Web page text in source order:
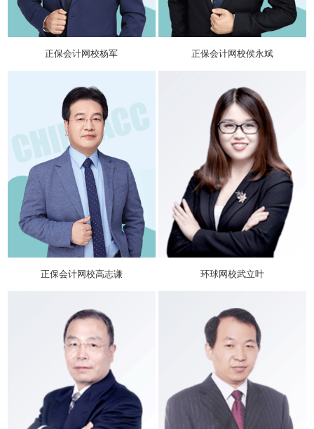
正保会计网校杨军 正保会计网校侯永斌
正保会计网校高志谦 环球网校武立叶